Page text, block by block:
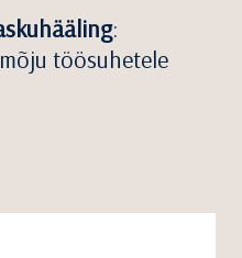
:
töösuhetele